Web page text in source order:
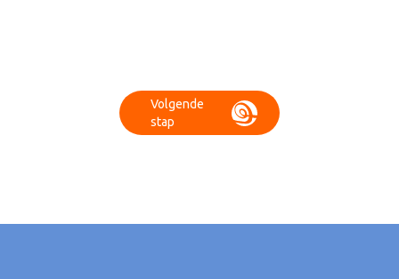
Volgende
stap